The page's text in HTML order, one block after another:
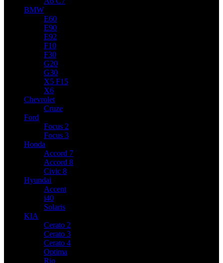
BMW
E60
E90
E92
F10
F30
G20
G30
X5 F15
X6
Chevrolet
Cruze
Ford
Focus 2
Focus 3
Honda
Accord 7
Accord 8
Civic 8
Hyundai
Accent
i40
Solaris
KIA
Cerato 2
Cerato 3
Cerato 4
Optima
Rio